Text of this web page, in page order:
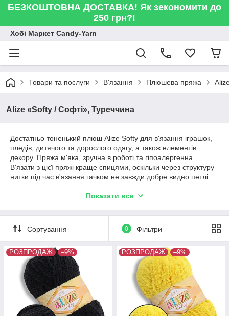
БЕЗКОШТОВНА ДОСТАВКА! Як зекономити до
250 грн?!
Хобі Маркет Candy-Yarn
Товари та послуги В'язання Плюшева пряжа
Alize «Softy / Софті», Туреччина
Достатньо тоненький плюш Alize Softy для в'язання іграшок,
пледів, дитячого та дорослого одягу, а також елементів
декору. Пряжа м'яка, зручна в роботі та гіпоалергенна.
В'язати з цієї пряжі краще спицями, оскільки через структуру
нитки під час в'язання гачком не завжди добре видно петлі.
візьміть гачок не менше №3, якщо в'яжете з цієї пряжі
справді "softy" вироби - м'які, теплі та затишні.
Склад: 100% мікрополіестер
Метраж: 115 м.
Вага: 50 г
Показати все
Сортування 0 Фільтри
РОЗПРОДАЖ –9% РОЗПРОДАЖ –9%